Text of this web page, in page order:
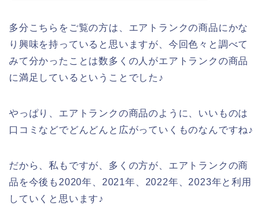
多分こちらをご覧の方は、エアトランクの商品にかな
り興味を持っていると思いますが、今回色々と調べて
みて分かったことは数多くの人がエアトランクの商品
に満足しているということでした♪
やっぱり、エアトランクの商品のように、いいものは
口コミなどでどんどんと広がっていくものなんですね♪
だから、私もですが、多くの方が、エアトランクの商
品を今後も2020年、2021年、2022年、2023年と利用
していくと思います♪